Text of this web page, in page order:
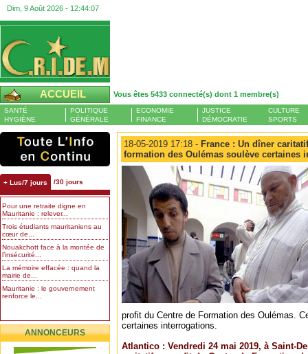
Dim, 9 Août 2026 - 12:44:07
ACCUEIL Vous êtes 5433 connecté(s) dont 1 membre(s)
SANTÉ
HYGIÈNE
POLITIQUE
GÉNÉRALE
ECONOMIE
FINANCE
JUSTICE
DÉMOCRATIE
CULTURE
SPORTS
+ Lus/7 jours /30 jours
Pour une retraite digne en
Mauritanie : relever...
Trois étudiants mauritaniens au
cœur de...
Nouakchott face à la montée de
l’insécurité...
La mémoire effacée : quand la
mairie de...
Mauritanie : le gouvernement
renforce le...
ANNONCEURS
18-05-2019 17:18 - France : Un dîner
formation des Oulémas soulève certaines
profit du Centre de Formation des Oulémas.
certaines interrogations.
Atlantico : Vendredi 24 mai 2019, à Saint-